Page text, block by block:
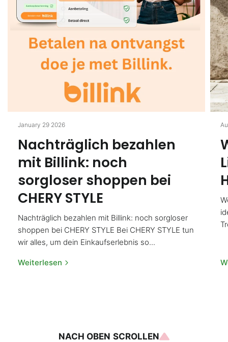
January 29 2026
Nachträglich bezahlen
mit Billink: noch
sorgloser shoppen bei
CHERY STYLE
Nachträglich bezahlen mit Billink: noch sorgloser
shoppen bei CHERY STYLE Bei CHERY STYLE tun
wir alles, um dein Einkaufserlebnis so...
Weiterlesen
NACH OBEN SCROLLEN